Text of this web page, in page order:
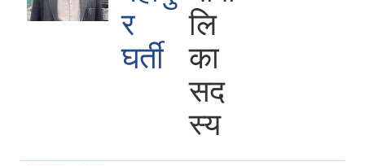
र
घर्ती
लि
का
सद
स्य